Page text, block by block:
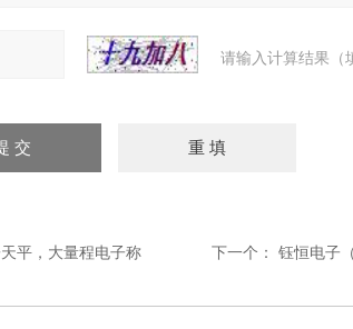
请输入计算结果（
平，大量程电子称 下一个： 钰恒电子